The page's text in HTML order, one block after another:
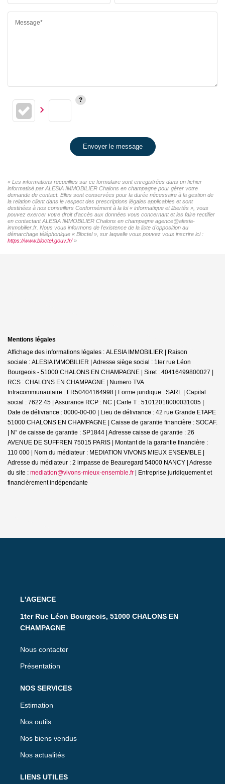
Message*
Envoyer le message
« Les informations recueillies sur ce formulaire sont enregistrées dans un fichier
informatisé par ALESIA IMMOBILIER Chalons en champagne pour gérer votre
demande de contact. Elles sont conservées pour la durée nécessaire à la gestion de
la relation client dans le respect des prescriptions légales applicables et sont
destinées à nos conseillers Conformément à la loi « informatique et libertés », vous
pouvez exercer votre droit d'accès aux données vous concernant et les faire rectifier
en contactant ALESIA IMMOBILIER Chalons en champagne agence@alesia-
immobilier.fr. Nous vous informons de l'existence de la liste d'opposition au
démarchage téléphonique « Bloctel », sur laquelle vous pouvez vous inscrire ici :
https://www.bloctel.gouv.fr/»
Mentions légales
Affichage des informations légales : ALESIA IMMOBILIER | Raison
sociale : ALESIA IMMOBILIER | Adresse siège social : 1ter rue Léon
Bourgeois - 51000 CHALONS EN CHAMPAGNE | Siret : 40416499800027 |
RCS : CHALONS EN CHAMPAGNE | Numero TVA
Intracommunautaire : FR50404164998 | Forme juridique : SARL | Capital
social : 7622.45 | Assurance RCP : NC | Carte T : 51012018000031005 |
Date de délivrance : 0000-00-00 | Lieu de délivrance : 42 rue Grande ETAPE
51000 CHALONS EN CHAMPAGNE | Caisse de garantie financière : SOCAF.
| N° de caisse de garantie : SP1844 | Adresse caisse de garantie : 26
AVENUE DE SUFFREN 75015 PARIS | Montant de la garantie financière :
110 000 | Nom du médiateur : MEDIATION VIVONS MIEUX ENSEMBLE |
Adresse du médiateur : 2 impasse de Beauregard 54000 NANCY | Adresse
du site : mediation@vivons-mieux-ensemble.fr | Entreprise juridiquement et
financièrement indépendante
L'AGENCE
1ter Rue Léon Bourgeois, 51000 CHALONS EN
CHAMPAGNE
Nous contacter
Présentation
NOS SERVICES
Estimation
Nos outils
Nos biens vendus
Nos actualités
LIENS UTILES